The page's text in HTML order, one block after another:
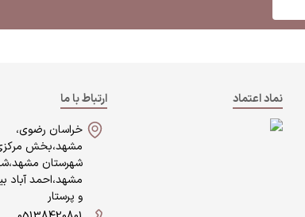
نماد اعتماد
ارتباط با ما
خراسان رضوی،
مشهد،بخش
شهرستان
مشهد،احمد آباد
و پرستار